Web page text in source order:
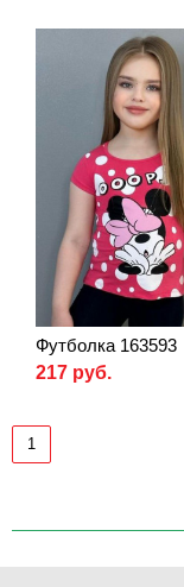
Футболка 163593
217 руб.
1